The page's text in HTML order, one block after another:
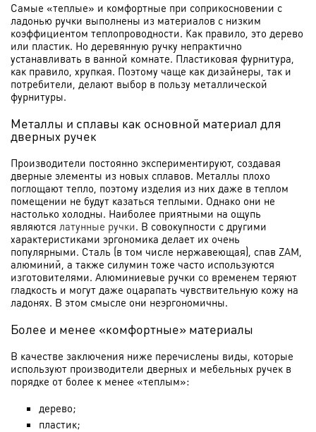
Самые «теплые» и комфортные при соприкосновении с
ладонью ручки выполнены из материалов с низким
коэффициентом теплопроводности. Как правило, это дерево
или пластик. Но деревянную ручку непрактично
устанавливать в ванной комнате. Пластиковая фурнитура,
как правило, хрупкая. Поэтому чаще как дизайнеры, так и
потребители, делают выбор в пользу металлической
фурнитуры.
Металлы и сплавы как основной материал для
дверных ручек
Производители постоянно экспериментируют, создавая
дверные элементы из новых сплавов. Металлы плохо
поглощают тепло, поэтому изделия из них даже в теплом
помещении не будут казаться теплыми. Однако они не
настолько холодны. Наиболее приятными на ощупь
являются латунные ручки. В совокупности с другими
характеристиками эргономика делает их очень
популярными. Сталь (в том числе нержавеющая), спав ZAM,
алюминий, а также силумин тоже часто используются
изготовителями. Алюминиевые ручки со временем теряют
гладкость и могут даже оцарапать чувствительную кожу на
ладонях. В этом смысле они неэргономичны.
Более и менее «комфортные» материалы
В качестве заключения ниже перечислены виды, которые
используют производители дверных и мебельных ручек в
порядке от более к менее «теплым»:
дерево;
пластик;